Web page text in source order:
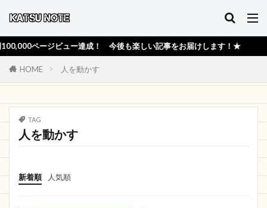
ページビュー達成！ 今後も楽しい記事をお届けします！★
HOME 人を動かす
TAG
人を動かす
新着順 人気順